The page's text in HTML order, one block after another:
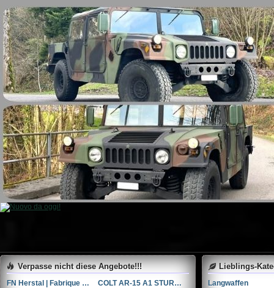
Verpasse nicht diese Angebote!!!
FN Herstal | Fabrique Nationale HiPower 9x19mm Parabellum/Luger/NATO
COLT AR-15 A1 STURMGEWEHR (Vollautomat)
Lieblings-
Langwaffen